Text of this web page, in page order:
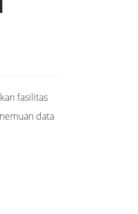
fasilitas
data